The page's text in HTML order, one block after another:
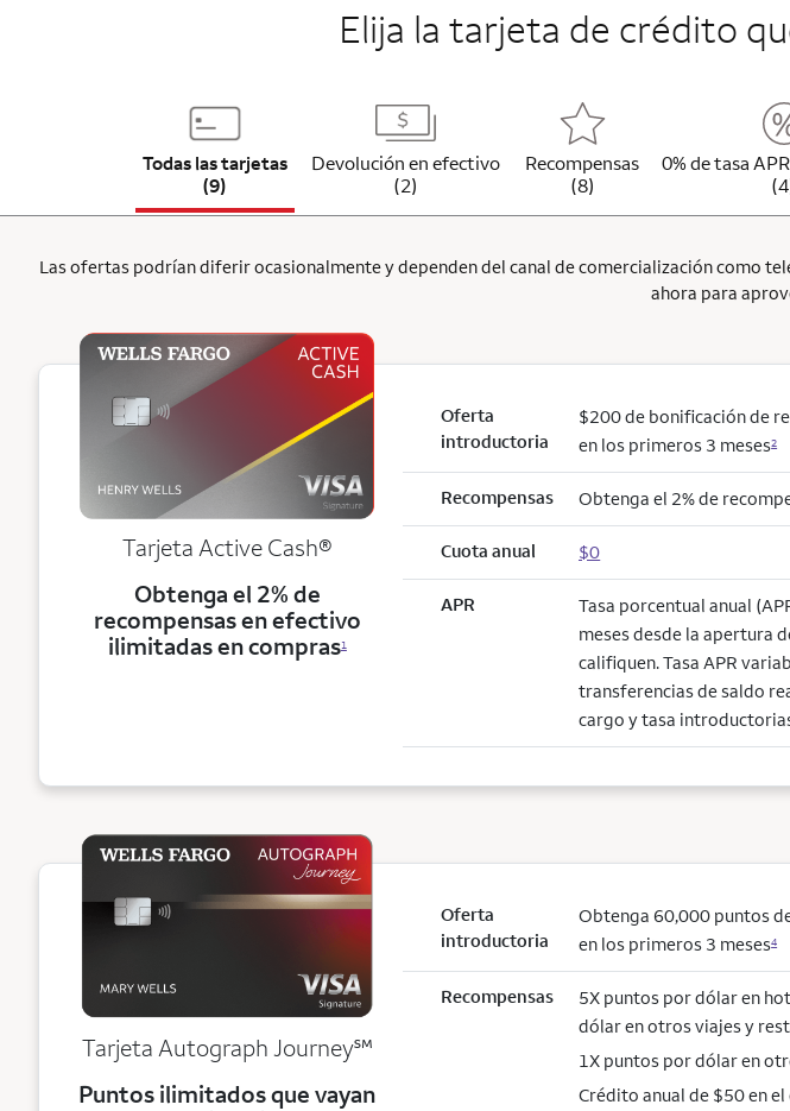
Elija la tarjeta de crédito
Todas las tarjetas
(9)
Devolución en efectivo
(2)
Recompensas
(8)
0% de tasa
Las ofertas podrían diferir ocasionalmente y dependen del canal de comercialización como
ahora para
Tarjeta Active Cash®
Obtenga el 2% de
recompensas en efectivo
ilimitadas en compras1
Oferta
introductoria
$200 de bonificación de
en los primeros 3 meses2
Recompensas Obtenga el 2% de
Cuota anual $0
APR
Tasa porcentual anual
meses desde la apertura
califiquen. Tasa APR
transferencias de saldo
cargo y tasa
Tarjeta Autograph Journeyservice mark
℠
Puntos ilimitados que vayan
Oferta
introductoria
Obtenga 60,000 puntos
en los primeros 3 meses4
Recompensas
5X puntos por dólar en
dólar en otros viajes y
1X puntos por dólar en
Crédito anual de $50 en